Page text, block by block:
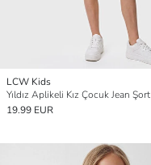
LCW Kids
Yıldız Aplikeli Kız Çocuk Jean Şort
19.99 EUR